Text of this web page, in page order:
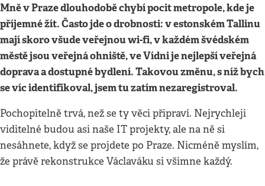
Mně v Praze dlouhodobě chybí pocit metropole, kde je
příjemné žít. Často jde o drobnosti: v estonském Tallinu
mají skoro všude veřejnou wi-fi, v každém švédském
městě jsou veřejná ohniště, ve Vídni je nejlepší veřejná
doprava a dostupné bydlení. Takovou změnu, s níž bych
se víc identifikoval, jsem tu zatím nezaregistroval.
Pochopitelně trvá, než se ty věci připraví. Nejrychleji
viditelné budou asi naše IT projekty, ale na ně si
nesáhnete, když se projdete po Praze. Nicméně myslím,
že právě rekonstrukce Václaváku si všimne každý.